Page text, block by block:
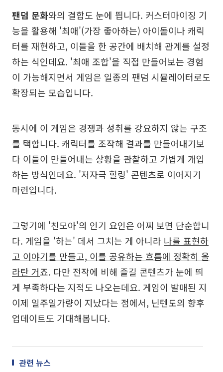
팬덤 문화와의 결합도 눈에 띕니다. 커스터마이징 기
능을 활용해 '최애'(가장 좋아하는) 아이돌이나 캐릭
터를 재현하고, 이들을 한 공간에 배치해 관계를 설정
하는 식인데요. '최애 조합'을 직접 만들어보는 경험
이 가능해지면서 게임은 일종의 팬덤 시뮬레이터로도
확장되는 모습입니다.
동시에 이 게임은 경쟁과 성취를 강요하지 않는 구조
를 택합니다. 캐릭터를 조작해 결과를 만들어내기보
다 이들이 만들어내는 상황을 관찰하고 가볍게 개입
하는 방식인데요. '저자극 힐링' 콘텐츠로 이어지기
마련입니다.
그렇기에 '친모아'의 인기 요인은 어찌 보면 단순합니
다. 게임을 '하는' 데서 그치는 게 아니라 나를 표현하
고 이야기를 만들고, 이를 공유하는 흐름에 정확히 올
라탄 거죠. 다만 전작에 비해 즐길 콘텐츠가 눈에 띄
게 부족하다는 지적도 나오는데요. 게임이 발매된 지
이제 일주일가량이 지났다는 점에서, 닌텐도의 향후
업데이트도 기대해봅니다.
관련 뉴스